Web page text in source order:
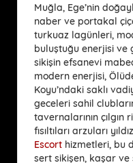
Muğla, Ege’nin
naber ve portakal
turkuaz lagünleri,
buluştuğu enerjisi ve
sikişin efsanevi
modern enerjisi,
Koyu’ndaki saklı
geceleri sahil
tavernalarının
fısıltıları arzuları
Escort hizmetleri, bu
sert sikişen, kaşar ve